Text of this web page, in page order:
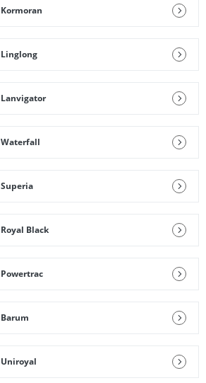
Kormoran
Linglong
Lanvigator
Waterfall
Superia
Royal Black
Powertrac
Barum
Uniroyal